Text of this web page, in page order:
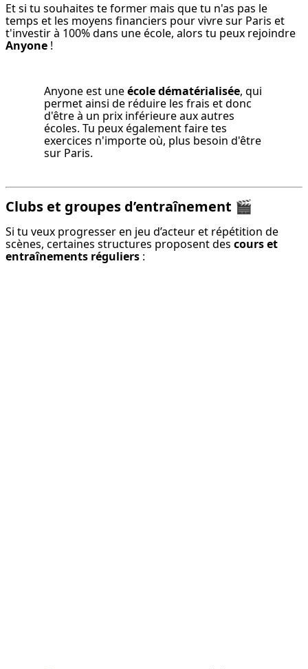
Et si tu souhaites te former mais que tu n'as pas le
temps et les moyens financiers pour vivre sur Paris et
Anyone !
Anyone est une école dématérialisée, qui
permet ainsi de réduire les frais et donc
d'être à un prix inférieure aux autres
écoles. Tu peux également faire tes
exercices n'importe où, plus besoin d'être
sur Paris.
Clubs et groupes d’entraînement 🎬
Si tu veux progresser en jeu d’acteur et répétition de
scènes, certaines structures proposent des cours et
entraînements réguliers :